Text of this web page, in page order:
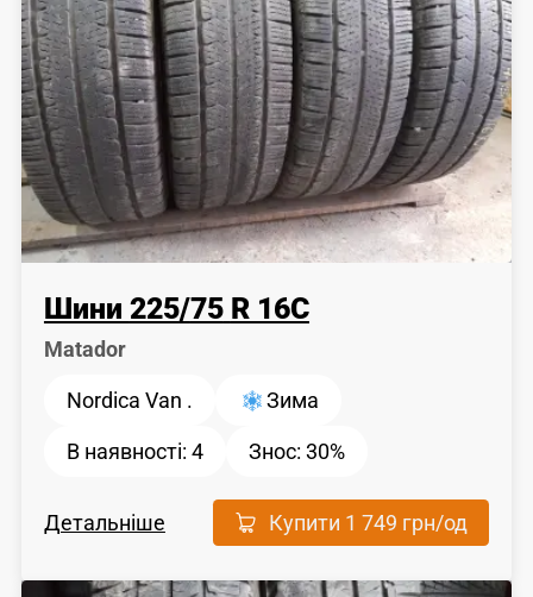
Шини 225/75 R 16C
Matador
Nordica Van . Зима
В наявності: 4 Знос:30%
Детальніше Купити 1 749 грн/од